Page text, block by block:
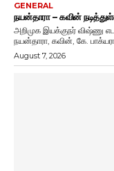
GENERAL
நயன்தாரா – கவின்
அறிமுக இயக்குநர் விஷ்ணு
நயன்தாரா, கவின், கே.
August 7, 2026